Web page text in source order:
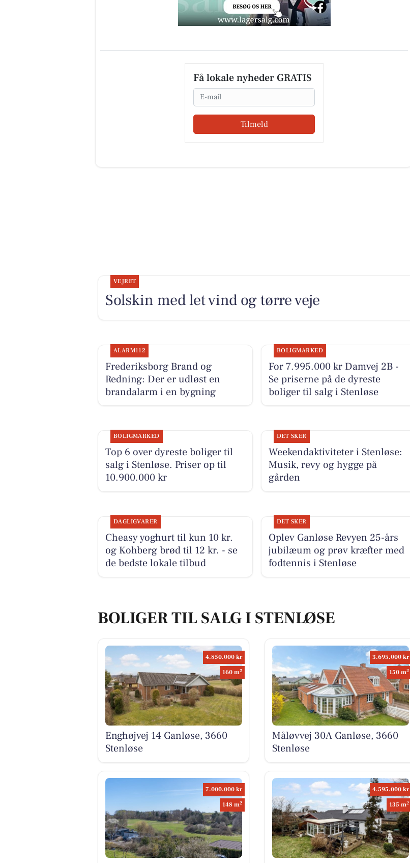
Få lokale nyheder GRATIS
Email
Tilmeld
VEJRET
Solskin med let vind og tørre veje
ALARM112
Frederiksborg Brand og
Redning: Der er udløst en
brandalarm i en bygning
BOLIGMARKED
For 7.995.000 kr Damvej 2B -
Se priserne på de dyreste
boliger til salg i Stenløse
BOLIGMARKED
Top 6 over dyreste boliger til
salg i Stenløse. Priser op til
10.900.000 kr
DET SKER
Weekendaktiviteter i Stenløse:
Musik, revy og hygge på
gården
DAGLIGVARER
Cheasy yoghurt til kun 10 kr.
og Kohberg brød til 12 kr. - se
de bedste lokale tilbud
DET SKER
Oplev Ganløse Revyen 25-års
jubilæum og prøv kræfter med
fodtennis i Stenløse
BOLIGER TIL SALG I STENLØSE
4.850.000 kr
160 m2
Enghøjvej 14 Ganløse, 3660
Stenløse
3.695.000 kr
150 m2
Måløvvej 30A Ganløse, 3660
Stenløse
7.000.000 kr
148 m2
4.595.000 kr
135 m2